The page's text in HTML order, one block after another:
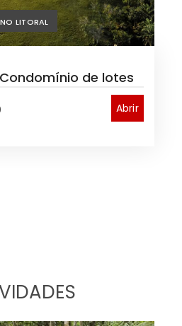
LITORAL
de lotes
Abrir